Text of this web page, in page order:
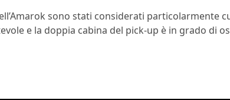
sono stati considerati particolarmente
e la doppia cabina del pick-up è in grado di